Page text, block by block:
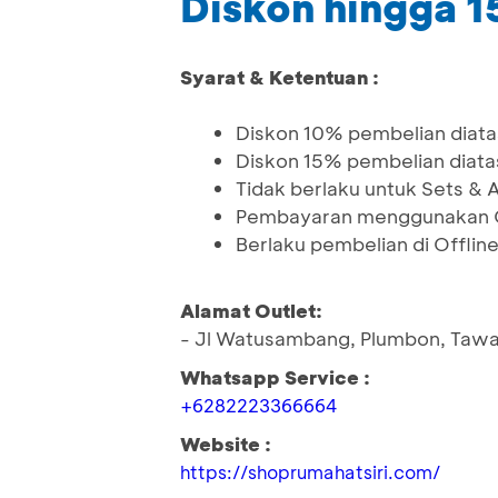
Syarat & Ketentuan :
Diskon 10% pembelian
Diskon 15% pembelian
Tidak berlaku untuk Sets &
Pembayaran menggunakan
Berlaku pembelian di
Alamat Outlet:
- Jl Watusambang, Plumbon,
Whatsapp Service :
+6282223366664
Website :
https://shoprumahatsiri.com/